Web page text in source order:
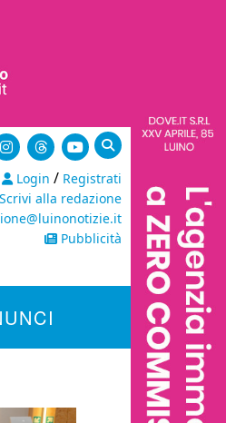
Login / Registrati
Scrivi alla redazione
Pubblicità